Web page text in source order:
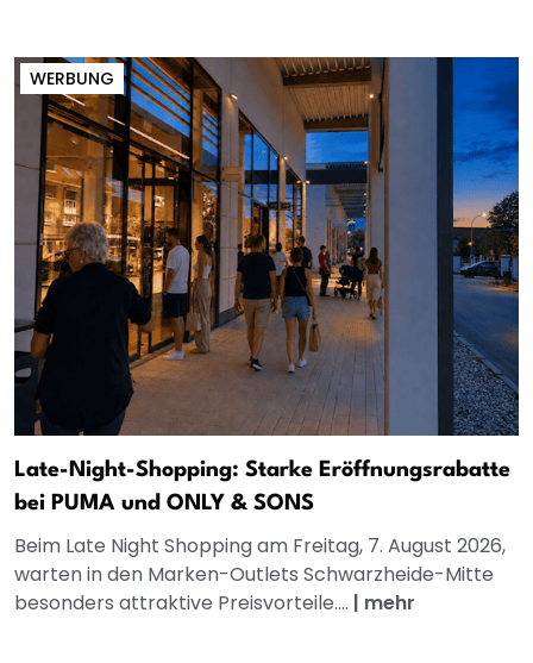
WERBUNG
Late-Night-Shopping: Starke Eröffnungsrabatte
bei PUMA und ONLY & SONS
Beim Late Night Shopping am Freitag, 7. August 2026,
warten in den Marken-Outlets Schwarzheide-Mitte
besonders attraktive Preisvorteile.... | mehr